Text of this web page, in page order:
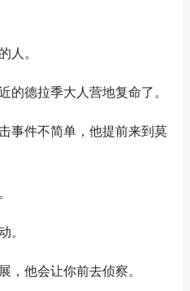
人。
的德拉季大人营地复命了。
事件不简单，他提前来到莫
。
，他会让你前去侦察。